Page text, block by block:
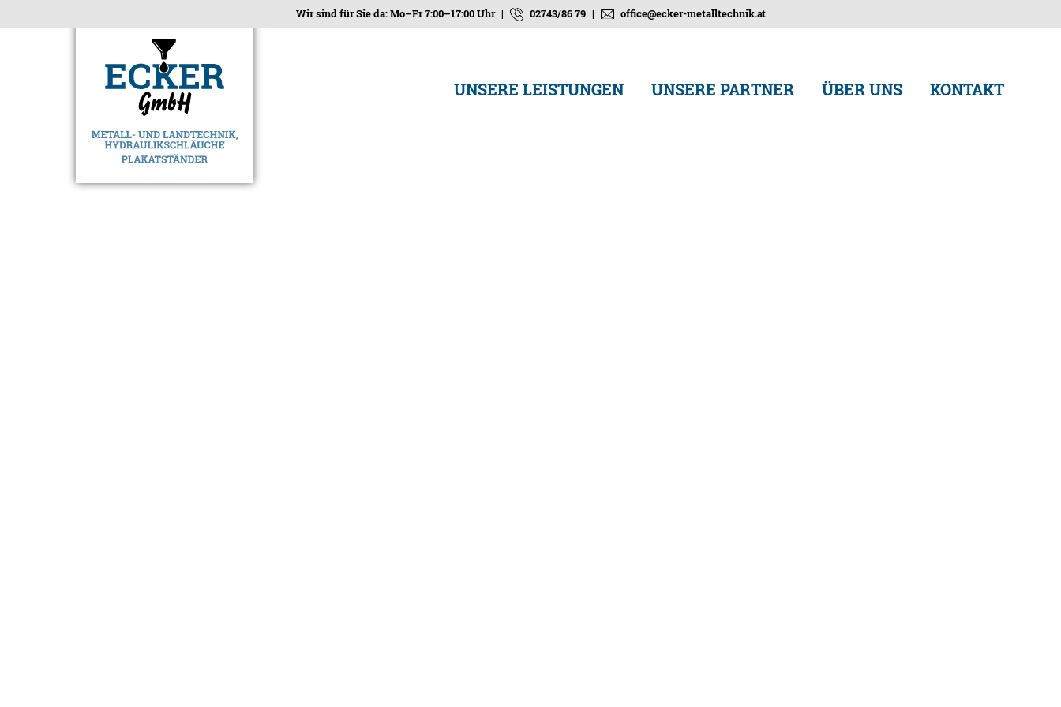
Wir sind für Sie da: Mo–Fr 7:00–17:00 Uhr | 02743/86 79 | office@ecker-metalltechnik.at
UNSERE LEISTUNGEN UNSERE PARTNER ÜBER UNS KONTAKT